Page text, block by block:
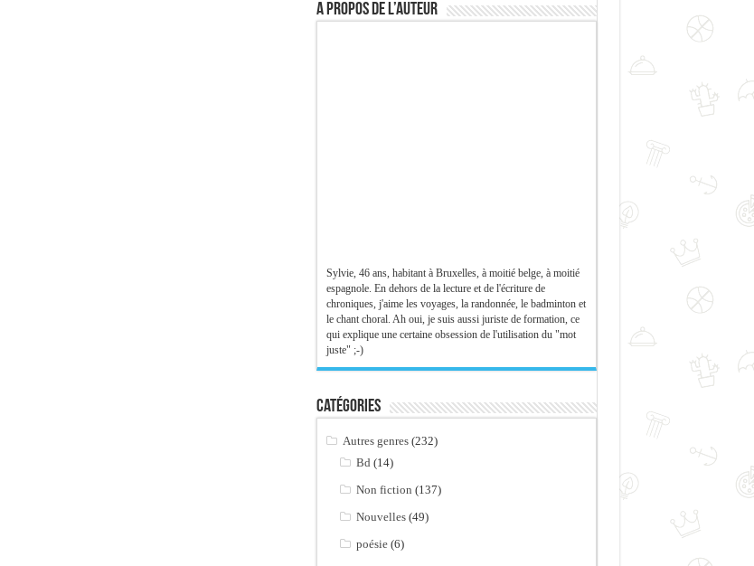
A propos de l’auteur
Sylvie, 46 ans, habitant à Bruxelles, à moitié belge, à moitié
espagnole. En dehors de la lecture et de l'écriture de
chroniques, j'aime les voyages, la randonnée, le badminton et
le chant choral. Ah oui, je suis aussi juriste de formation, ce
qui explique une certaine obsession de l'utilisation du "mot
juste" ;-)
Catégories
Autres genres (232)
Bd (14)
Non fiction (137)
Nouvelles (49)
poésie (6)